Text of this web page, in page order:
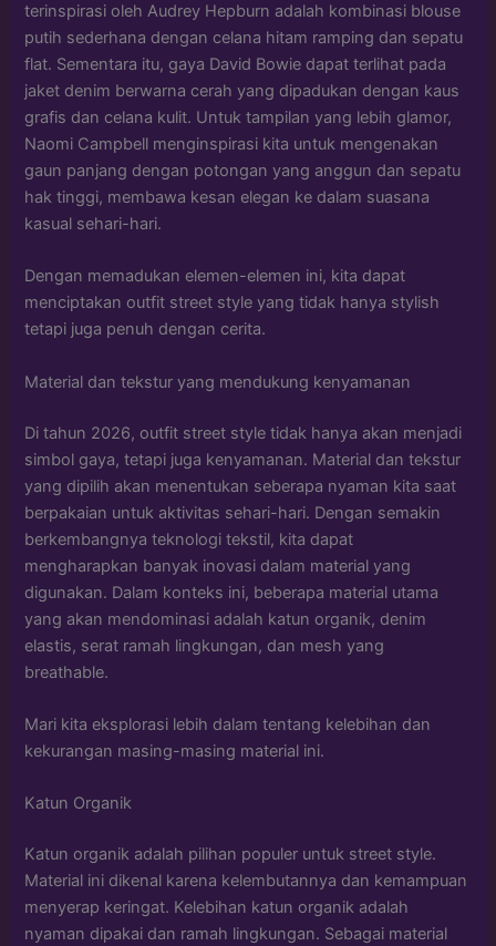
terinspirasi oleh Audrey Hepburn adalah kombinasi blouse
putih sederhana dengan celana hitam ramping dan sepatu
flat. Sementara itu, gaya David Bowie dapat terlihat pada
jaket denim berwarna cerah yang dipadukan dengan kaus
grafis dan celana kulit. Untuk tampilan yang lebih glamor,
Naomi Campbell menginspirasi kita untuk mengenakan
gaun panjang dengan potongan yang anggun dan sepatu
hak tinggi, membawa kesan elegan ke dalam suasana
kasual sehari-hari.
Dengan memadukan elemen-elemen ini, kita dapat
menciptakan outfit street style yang tidak hanya stylish
tetapi juga penuh dengan cerita.
Material dan tekstur yang mendukung kenyamanan
Di tahun 2026, outfit street style tidak hanya akan menjadi
simbol gaya, tetapi juga kenyamanan. Material dan tekstur
yang dipilih akan menentukan seberapa nyaman kita saat
berpakaian untuk aktivitas sehari-hari. Dengan semakin
berkembangnya teknologi tekstil, kita dapat
mengharapkan banyak inovasi dalam material yang
digunakan. Dalam konteks ini, beberapa material utama
yang akan mendominasi adalah katun organik, denim
elastis, serat ramah lingkungan, dan mesh yang
breathable.
Mari kita eksplorasi lebih dalam tentang kelebihan dan
kekurangan masing-masing material ini.
Katun Organik
Katun organik adalah pilihan populer untuk street style.
Material ini dikenal karena kelembutannya dan kemampuan
menyerap keringat. Kelebihan katun organik adalah
nyaman dipakai dan ramah lingkungan. Sebagai material